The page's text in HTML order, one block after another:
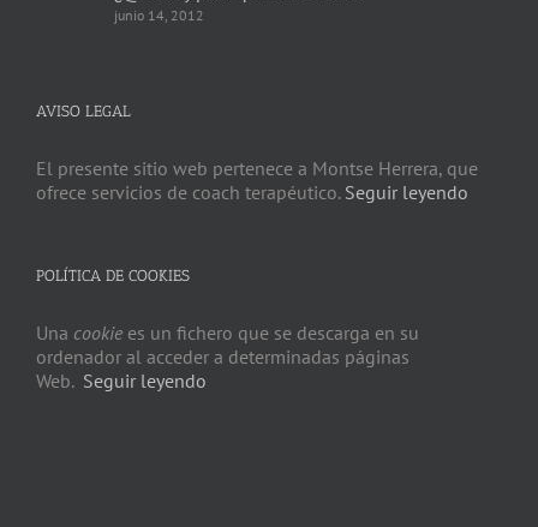
junio 14, 2012
AVISO LEGAL
El presente sitio web pertenece a Montse Herrera, que
ofrece servicios de coach terapéutico. Seguir leyendo
POLÍTICA DE COOKIES
Una cookie es un fichero que se descarga en su
ordenador al acceder a determinadas páginas
Web. Seguir leyendo